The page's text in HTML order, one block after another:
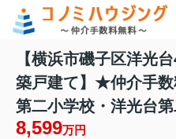
【横浜市磯子区洋光
築戸建て】★仲介手
第二小学校・洋光台
8,599万円